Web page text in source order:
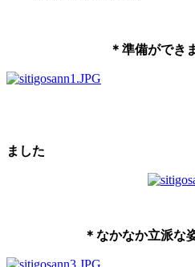
＊準備ができ
ました
＊なかなか立派な